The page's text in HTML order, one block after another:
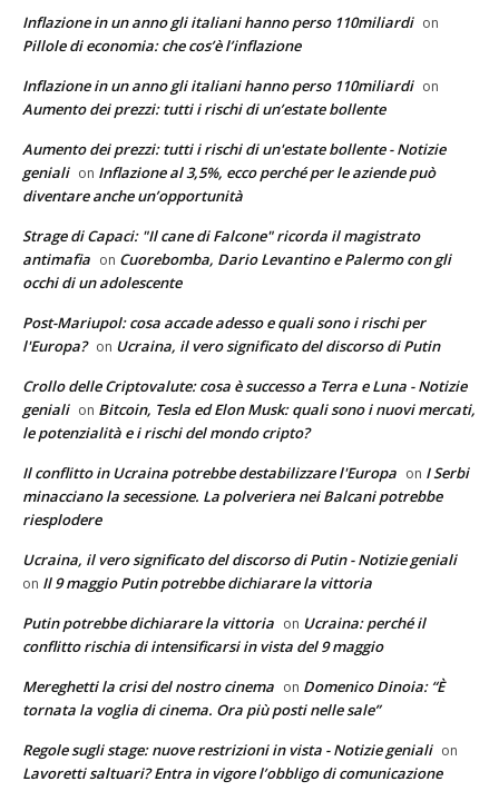
Inflazione in un anno gli italiani hanno perso 110miliardi on
Pillole di economia: che cos’è l’inflazione
Inflazione in un anno gli italiani hanno perso 110miliardi on
Aumento dei prezzi: tutti i rischi di un’estate bollente
Aumento dei prezzi: tutti i rischi di un'estate bollente - Notizie
geniali on Inflazione al 3,5%, ecco perché per le aziende può
diventare anche un’opportunità
Strage di Capaci: "Il cane di Falcone" ricorda il magistrato
antimafia on Cuorebomba, Dario Levantino e Palermo con gli
occhi di un adolescente
Post-Mariupol: cosa accade adesso e quali sono i rischi per
l'Europa? on Ucraina, il vero significato del discorso di Putin
Crollo delle Criptovalute: cosa è successo a Terra e Luna - Notizie
geniali on Bitcoin, Tesla ed Elon Musk: quali sono i nuovi mercati,
le potenzialità e i rischi del mondo cripto?
Il conflitto in Ucraina potrebbe destabilizzare l'Europa on I Serbi
minacciano la secessione. La polveriera nei Balcani potrebbe
riesplodere
Ucraina, il vero significato del discorso di Putin - Notizie geniali
on Il 9 maggio Putin potrebbe dichiarare la vittoria
Putin potrebbe dichiarare la vittoria on Ucraina: perché il
conflitto rischia di intensificarsi in vista del 9 maggio
Mereghetti la crisi del nostro cinema on Domenico Dinoia: “È
tornata la voglia di cinema. Ora più posti nelle sale”
Regole sugli stage: nuove restrizioni in vista - Notizie geniali on
Lavoretti saltuari? Entra in vigore l’obbligo di comunicazione